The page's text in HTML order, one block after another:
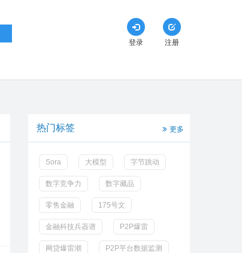
登录 注册
热门标签 更多
Sora 大模型 字节跳动
数字竞争力 数字藏品
零售金融 175号文
金融科技兵器谱 P2P爆雷
网贷爆雷潮 P2P平台数据监测